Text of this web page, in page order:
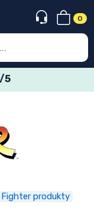
0
5
produkty